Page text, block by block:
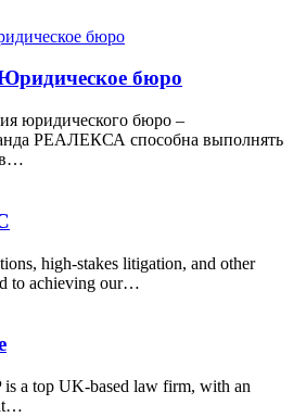
бюро
юридического бюро –
РЕАЛЕКСА способна выполнять
в…
high-stakes litigation, and other
to achieving our…
a top UK-based law firm, with an